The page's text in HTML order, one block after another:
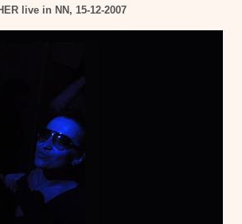
live in NN, 15-12-2007